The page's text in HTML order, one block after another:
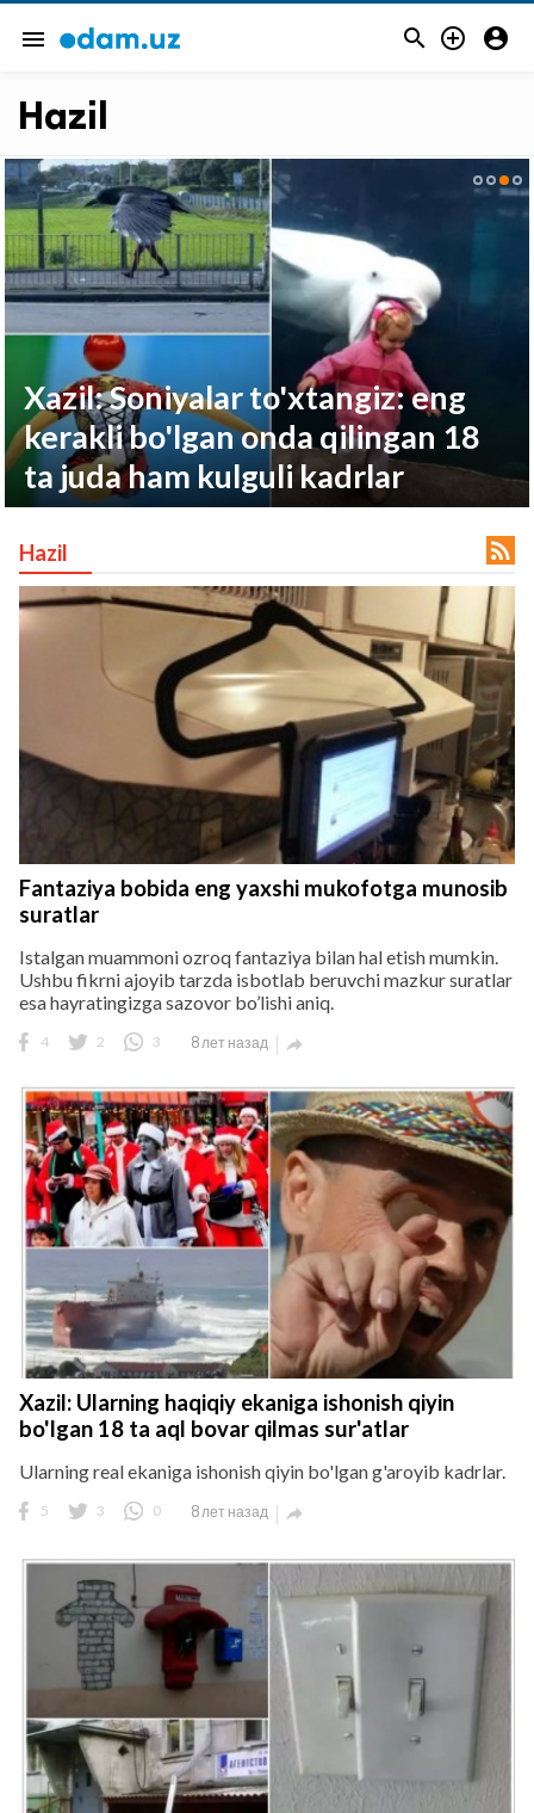
menu   
защищены.
Hazil
Xazil: Soniyalar to'xtangiz: eng
kerakli bo'lgan onda qilingan 18
ta juda ham kulguli kadrlar
Hazil 
Fantaziya bobida eng yaxshi mukofotga munosib
suratlar
Istalgan muammoni ozroq fantaziya bilan hal etish mumkin.
Ushbu fikrni ajoyib tarzda isbotlab beruvchi mazkur suratlar
esa hayratingizga sazovor bo’lishi aniq.
4 2 3 8 лет назад 
Xazil: Ularning haqiqiy ekaniga ishonish qiyin
bo'lgan 18 ta aql bovar qilmas sur'atlar
Ularning real ekaniga ishonish qiyin bo'lgan g'aroyib kadrlar.
5 3 0 8 лет назад 